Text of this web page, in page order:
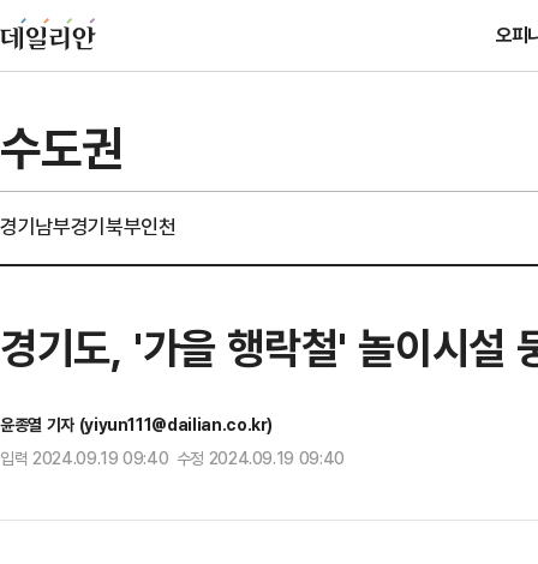
오피
수도권
경기남부경기북부인천
경기도, '가을 행락철' 놀이시설
윤종열 기자 (yiyun111@dailian.co.kr)
입력 2024.09.19 09:40 수정 2024.09.19 09:40